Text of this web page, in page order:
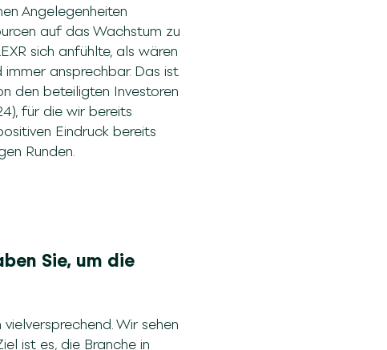
Angelegenheiten
auf das Wachstum zu
sich anfühlte, als wären
immer ansprechbar. Das ist
den beteiligten Investoren
für die wir bereits
Eindruck bereits
Runden.
Sie, um die
Wir sehen
ist es, die Branche in